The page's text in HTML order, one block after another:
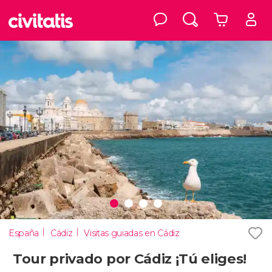
España Cádiz Visitas guiadas en Cádiz
Tour privado por Cádiz ¡Tú eliges!